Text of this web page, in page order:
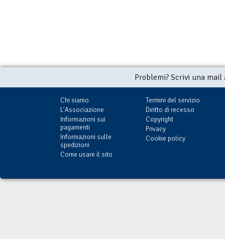
Problemi? Scrivi una
Chi siamo
L'Associazione
Informazioni sui
pagamenti
Informazioni sulle
spedizioni
Come usare il sito
Termini del servizio
Diritto di recesso
Copyright
Privacy
Cookie policy